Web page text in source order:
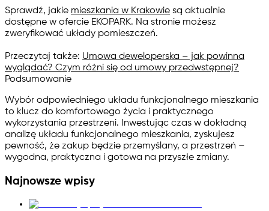
Sprawdź, jakie mieszkania w Krakowie są aktualnie
dostępne w ofercie EKOPARK. Na stronie możesz
zweryfikować układy pomieszczeń.
Przeczytaj także: Umowa deweloperska – jak powinna
wyglądać? Czym różni się od umowy przedwstępnej?
Podsumowanie
Wybór odpowiedniego układu funkcjonalnego mieszkania
to klucz do komfortowego życia i praktycznego
wykorzystania przestrzeni. Inwestując czas w dokładną
analizę układu funkcjonalnego mieszkania, zyskujesz
pewność, że zakup będzie przemyślany, a przestrzeń –
wygodna, praktyczna i gotowa na przyszłe zmiany.
Najnowsze wpisy